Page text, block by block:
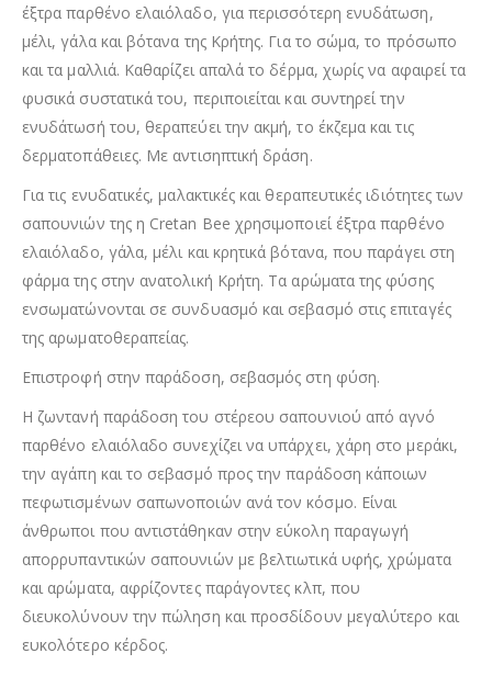
έξτρα παρθένο ελαιόλαδο, για περισσότερη ενυδάτωση,
μέλι, γάλα και βότανα της Κρήτης. Για το σώμα, το πρόσωπο
και τα μαλλιά. Καθαρίζει απαλά το δέρμα, χωρίς να αφαιρεί τα
φυσικά συστατικά του, περιποιείται και συντηρεί την
ενυδάτωσή του, θεραπεύει την ακμή, το έκζεμα και τις
δερματοπάθειες. Με αντισηπτική δράση.
Για τις ενυδατικές, μαλακτικές και θεραπευτικές ιδιότητες των
σαπουνιών της η Cretan Bee χρησιμοποιεί έξτρα παρθένο
ελαιόλαδο, γάλα, μέλι και κρητικά βότανα, που παράγει στη
φάρμα της στην ανατολική Κρήτη. Τα αρώματα της φύσης
ενσωματώνονται σε συνδυασμό και σεβασμό στις επιταγές
της αρωματοθεραπείας.
Επιστροφή στην παράδοση, σεβασμός στη φύση.
Η ζωντανή παράδοση του στέρεου σαπουνιού από αγνό
παρθένο ελαιόλαδο συνεχίζει να υπάρχει, χάρη στο μεράκι,
την αγάπη και το σεβασμό προς την παράδοση κάποιων
πεφωτισμένων σαπωνοποιών ανά τον κόσμο. Είναι
άνθρωποι που αντιστάθηκαν στην εύκολη παραγωγή
απορρυπαντικών σαπουνιών με βελτιωτικά υφής, χρώματα
και αρώματα, αφρίζοντες παράγοντες κλπ, που
διευκολύνουν την πώληση και προσδίδουν μεγαλύτερο και
ευκολότερο κέρδος.